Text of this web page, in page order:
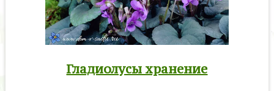
Гладиолусы хранение